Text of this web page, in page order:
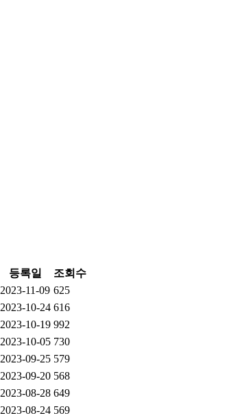
등록일
조회수
2023-11-09 625
2023-10-24 616
2023-10-19 992
2023-10-05 730
2023-09-25 579
2023-09-20 568
2023-08-28 649
2023-08-24 569